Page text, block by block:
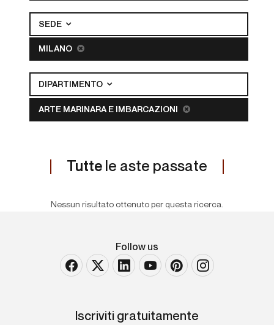
SEDE
MILANO
DIPARTIMENTO
ARTE MARINARA E IMBARCAZIONI
Tutte le aste passate
Nessun risultato ottenuto per questa ricerca.
Follow us
Iscriviti gratuitamente